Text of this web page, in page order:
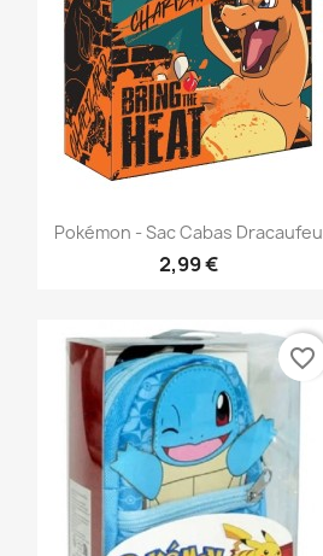
 Aperçu rapide
Pokémon - Sac Cabas Dracaufeu
2,99 €
favorite_border